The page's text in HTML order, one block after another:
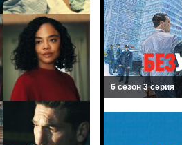
6 сезон 3 серия